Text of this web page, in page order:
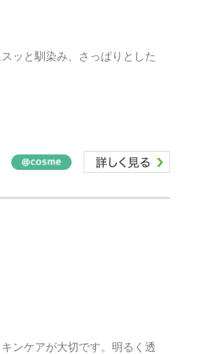
ッと馴染み、さっぱりとした
ンケアが大切です。明るく透